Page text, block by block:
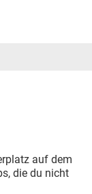
auf dem
die du nicht